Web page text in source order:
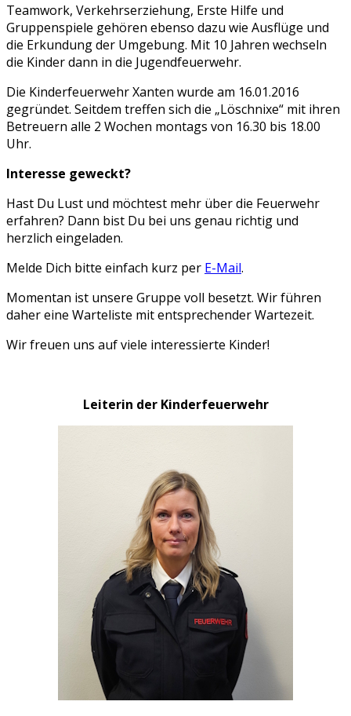
Teamwork, Verkehrserziehung, Erste Hilfe und
Gruppenspiele gehören ebenso dazu wie Ausflüge und
die Erkundung der Umgebung. Mit 10 Jahren wechseln
die Kinder dann in die Jugendfeuerwehr.
Die Kinderfeuerwehr Xanten wurde am 16.01.2016
gegründet. Seitdem treffen sich die „Löschnixe“ mit ihren
Betreuern alle 2 Wochen montags von 16.30 bis 18.00
Uhr.
Interesse geweckt?
Hast Du Lust und möchtest mehr über die Feuerwehr
erfahren? Dann bist Du bei uns genau richtig und
herzlich eingeladen.
Melde Dich bitte einfach kurz per E-Mail.
Momentan ist unsere Gruppe voll besetzt. Wir führen
daher eine Warteliste mit entsprechender Wartezeit.
Wir freuen uns auf viele interessierte Kinder!
Leiterin der Kinderfeuerwehr